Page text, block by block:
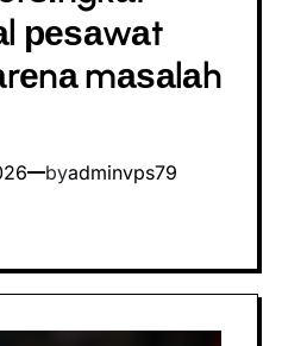
реѕаwаt
mаѕаlаh
byadminvps79